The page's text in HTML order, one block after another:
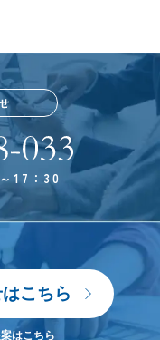
17：30
こちら
はこちら